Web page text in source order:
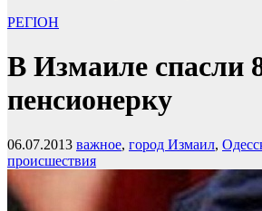
РЕГІОН
В Измаиле спасли
пенсионерку
06.07.2013 важное, город Измаил,
происшествия